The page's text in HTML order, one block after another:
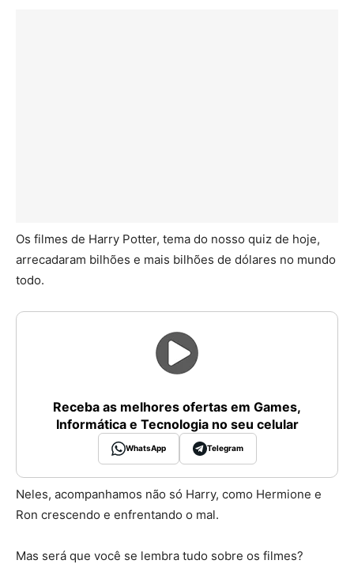
Os filmes de Harry Potter, tema do nosso quiz de hoje,
arrecadaram bilhões e mais bilhões de dólares no mundo
todo.
Receba as melhores ofertas em Games,
Informática e Tecnologia no seu celular
WhatsApp Telegram
Neles, acompanhamos não só Harry, como Hermione e
Ron crescendo e enfrentando o mal.
Mas será que você se lembra tudo sobre os filmes?